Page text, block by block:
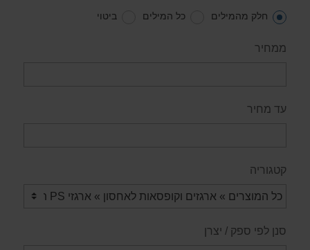
חלק מהמילים כל המילים ביטוי
ממחיר
עד מחיר
קטגוריה
סנן לפי ספק / יצרן